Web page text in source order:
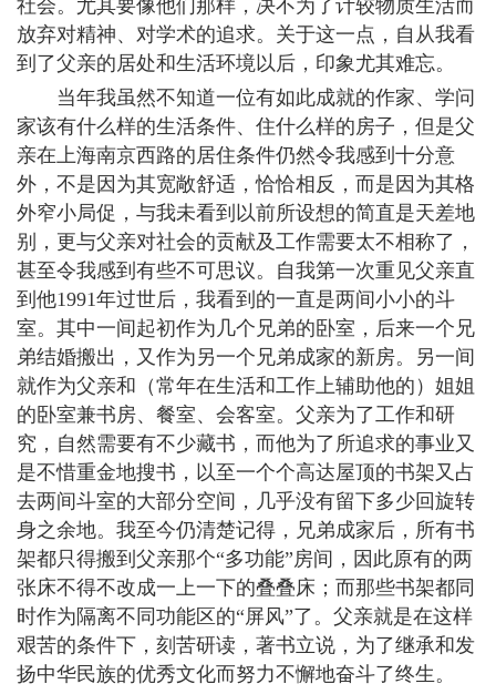
社会。尤其要像他们那样，决不为了计较物质生活而
放弃对精神、对学术的追求。关于这一点，自从我看
到了父亲的居处和生活环境以后，印象尤其难忘。
当年我虽然不知道一位有如此成就的作家、学问
家该有什么样的生活条件、住什么样的房子，但是父
亲在上海南京西路的居住条件仍然令我感到十分意
外，不是因为其宽敞舒适，恰恰相反，而是因为其格
外窄小局促，与我未看到以前所设想的简直是天差地
别，更与父亲对社会的贡献及工作需要太不相称了，
甚至令我感到有些不可思议。自我第一次重见父亲直
到他1991年过世后，我看到的一直是两间小小的斗
室。其中一间起初作为几个兄弟的卧室，后来一个兄
弟结婚搬出，又作为另一个兄弟成家的新房。另一间
就作为父亲和（常年在生活和工作上辅助他的）姐姐
的卧室兼书房、餐室、会客室。父亲为了工作和研
究，自然需要有不少藏书，而他为了所追求的事业又
是不惜重金地搜书，以至一个个高达屋顶的书架又占
去两间斗室的大部分空间，几乎没有留下多少回旋转
身之余地。我至今仍清楚记得，兄弟成家后，所有书
架都只得搬到父亲那个“多功能”房间，因此原有的两
张床不得不改成一上一下的叠叠床；而那些书架都同
时作为隔离不同功能区的“屏风”了。父亲就是在这样
艰苦的条件下，刻苦研读，著书立说，为了继承和发
扬中华民族的优秀文化而努力不懈地奋斗了终生。